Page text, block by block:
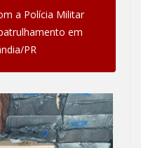
a Polícia Militar
em
PR